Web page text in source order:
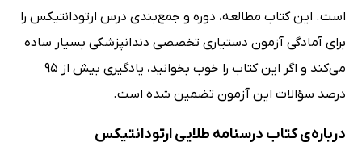
است. این کتاب مطالعه، دوره و جمع‌بندی درس ارتودانتیکس را
برای آمادگی آزمون دستیاری تخصصی دندانپزشکی بسیار ساده
می‌کند و اگر این کتاب را خوب بخوانید، یادگیری بیش از 95
درصد سؤالات این آزمون تضمین شده است.
درباره‌ی کتاب درسنامه طلایی ارتودانتیکس